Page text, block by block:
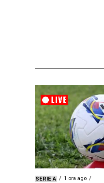
SERIE A 1 ora ago